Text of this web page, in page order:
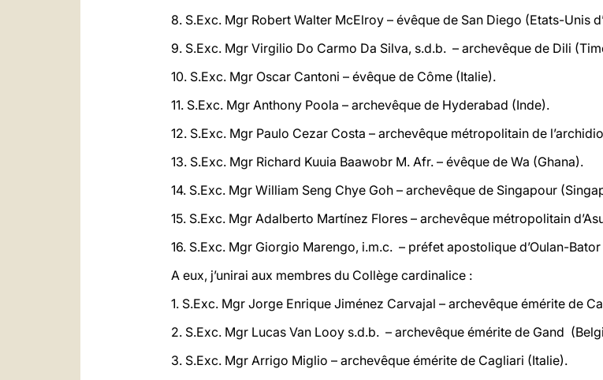
8. S.Exc. Mgr Robert Walter McElroy – évêque de San Diego (Etats-Unis
9. S.Exc. Mgr Virgilio Do Carmo Da Silva, s.d.b. – archevêque de Dili
10. S.Exc. Mgr Oscar Cantoni – évêque de Côme (Italie).
11. S.Exc. Mgr Anthony Poola – archevêque de Hyderabad (Inde).
12. S.Exc. Mgr Paulo Cezar Costa – archevêque métropolitain de
13. S.Exc. Mgr Richard Kuuia Baawobr M. Afr. – évêque de Wa (Ghana).
14. S.Exc. Mgr William Seng Chye Goh – archevêque de Singapour
15. S.Exc. Mgr Adalberto Martínez Flores – archevêque métropolitain
16. S.Exc. Mgr Giorgio Marengo, i.m.c. – préfet apostolique d’Oulan-
A eux, j’unirai aux membres du Collège cardinalice :
1. S.Exc. Mgr Jorge Enrique Jiménez Carvajal – archevêque émérite de
2. S.Exc. Mgr Lucas Van Looy s.d.b. – archevêque émérite de Gand
3. S.Exc. Mgr Arrigo Miglio – archevêque émérite de Cagliari (Italie).